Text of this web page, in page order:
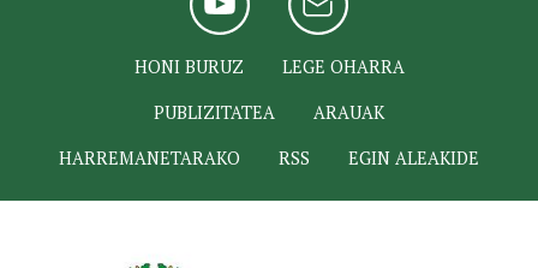
HONI BURUZ
LEGE OHARRA
PUBLIZITATEA
ARAUAK
HARREMANETARAKO
RSS EGIN ALEAKIDE